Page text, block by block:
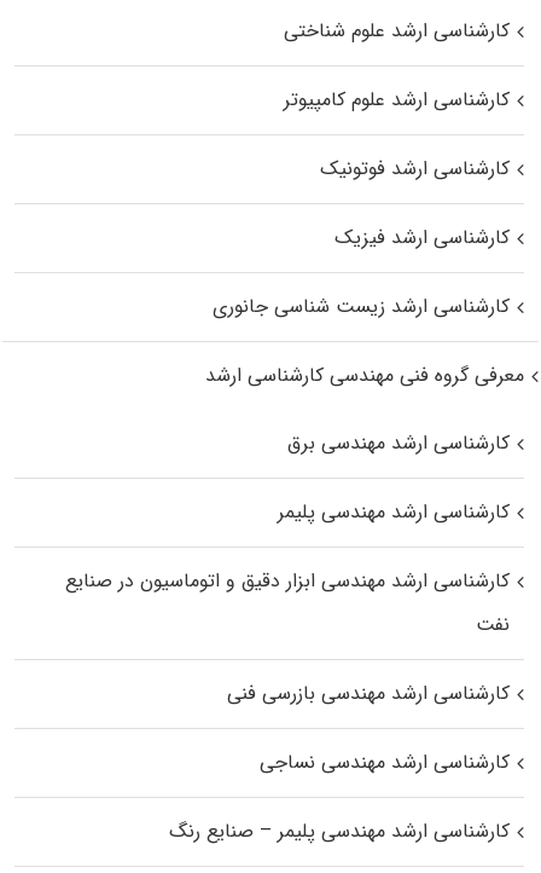
کارشناسی ارشد علوم شناختی
کارشناسی ارشد علوم کامپیوتر
کارشناسی ارشد فوتونیک
کارشناسی ارشد فیزیک
کارشناسی ارشد زیست‌ شناسی جانوری
معرفی گروه فنی مهندسی کارشناسی ارشد
کارشناسی ارشد مهندسی برق
کارشناسی ارشد مهندسی پلیمر
کارشناسی ارشد مهندسی ابزار دقیق و اتوماسیون در صنایع
نفت
کارشناسی ارشد مهندسی بازرسی فنی
کارشناسی ارشد مهندسی نساجی
کارشناسی ارشد مهندسی پلیمر – صنایع رنگ